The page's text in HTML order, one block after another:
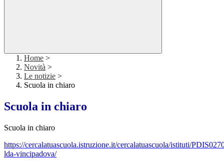
Home >
Novità >
Le notizie >
Scuola in chiaro
Scuola in chiaro
Scuola in chiaro
https://cercalatuascuola.istruzione.it/cercalatuascuola/istituti/
lda-vincipadova/